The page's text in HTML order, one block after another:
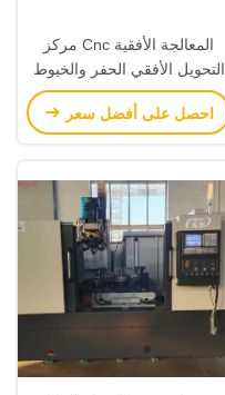
المعالجة الأفقية Cnc مركز
التحويل الأفقي الحفر والخيوط
احصل على أفضل سعر